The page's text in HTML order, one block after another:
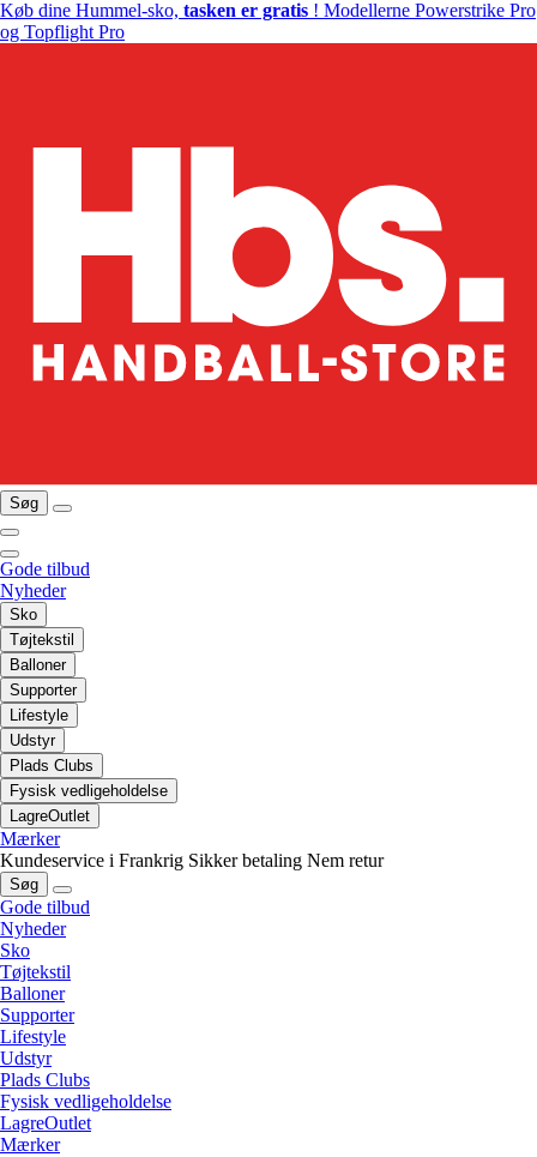
Køb dine Hummel-sko, tasken er gratis ! Modellerne Powerstrike Pro
og Topflight Pro
Søg
Gode tilbud
Nyheder
Sko
Tøjtekstil
Balloner
Supporter
Lifestyle
Udstyr
Plads Clubs
Fysisk vedligeholdelse
LagreOutlet
Mærker
Kundeservice i Frankrig Sikker betaling Nem retur
Søg
Gode tilbud
Nyheder
Sko
Tøjtekstil
Balloner
Supporter
Lifestyle
Udstyr
Plads Clubs
Fysisk vedligeholdelse
LagreOutlet
Mærker